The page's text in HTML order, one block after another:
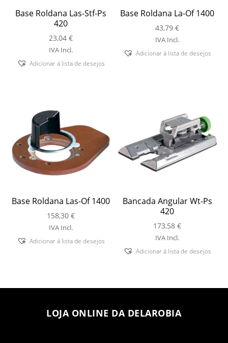
Base Roldana Las-Stf-Ps
420
23,04 €
IVA Incl.
Adicionar á lista de desejos
Base Roldana La-Of 1400
43,79€
IVA Incl.
Adicionar á lista de desejos
Base Roldana Las-Of 1400
158,30 €
IVA Incl.
Adicionar á lista de desejos
Bancada Angular Wt-Ps
420
173,58€
IVA Incl.
Adicionar á lista de desejos
LOJA ONLINE DA DELAROBIA